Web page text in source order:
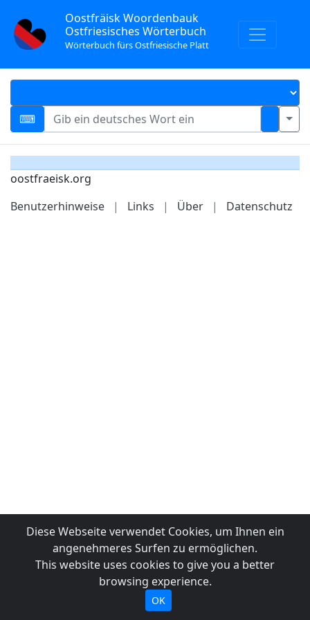
Oostfräisk Woordenbauk
Ostfriesisches Wörterbuch
Wörterbuch fürs Ostfriesische Platt
oostfraeisk.org
Benutzerhinweise
| Links | Über | Datenschutz
Diese Webseite verwendet Cookies, um Ihnen ein
angenehmeres Surfen zu ermöglichen.
This website uses cookies to give you a better
browsing experience.
OK